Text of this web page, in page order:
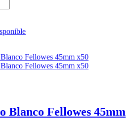
Blanco Fellowes 45mm